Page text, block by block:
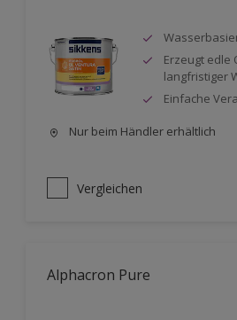
Erzeugt edle
langfristiger
Einfache
Nur beim Händler erhältlich
Vergleichen
Alphacron Pure